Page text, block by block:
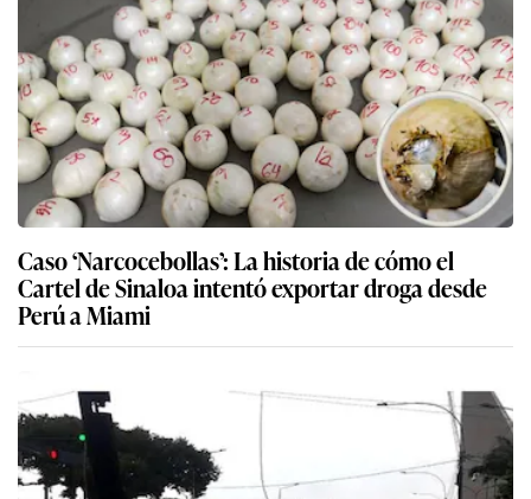
Caso ‘Narcocebollas’: La historia de cómo el
Cartel de Sinaloa intentó exportar droga desde
Perú a Miami